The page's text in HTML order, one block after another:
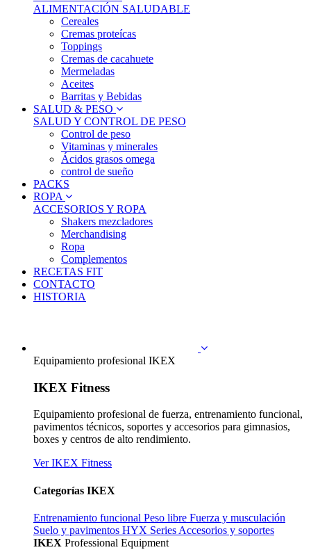
ALIMENTACIÓN SALUDABLE
Cereales
Cremas proteícas
Toppings
Cremas de cacahuete
Mermeladas
Aceites
Barritas y Bebidas
SALUD & PESO
SALUD Y CONTROL DE PESO
Control de peso
Vitaminas y minerales
Ácidos grasos omega
control de sueño
PACKS
ROPA
ACCESORIOS Y ROPA
Shakers mezcladores
Merchandising
Ropa
Complementos
RECETAS FIT
CONTACTO
HISTORIA
Equipamiento profesional IKEX
IKEX Fitness
Equipamiento profesional de fuerza, entrenamiento funcional,
pavimentos técnicos, soportes y accesorios para gimnasios,
boxes y centros de alto rendimiento.
Ver IKEX Fitness
Categorías IKEX
Entrenamiento funcional Peso libre Fuerza y musculación
Suelo y pavimentos HYX Series Accesorios y soportes
IKEX Professional Equipment